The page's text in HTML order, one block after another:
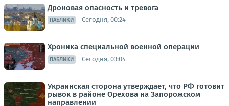
Дроновая опасность и тревога
ПАБЛИКИ Сегодня, 00:24
Хроника специальной военной операции
ПАБЛИКИ Сегодня, 03:04
Украинская сторона утверждает, что РФ готовит
рывок в районе Орехова на Запорожском
направлении